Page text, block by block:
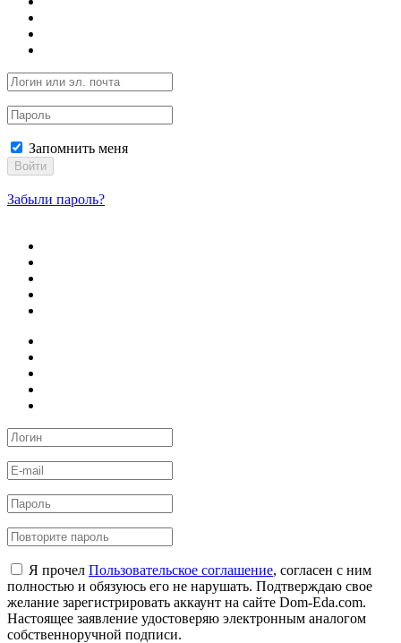
Запомнить меня
Войти
Забыли пароль?
Я прочел Пользовательское соглашение, согласен с ним
полностью и обязуюсь его не нарушать. Подтверждаю свое
желание зарегистрировать аккаунт на сайте Dom-Eda.com.
Настоящее заявление удостоверяю электронным аналогом
собственноручной подписи.